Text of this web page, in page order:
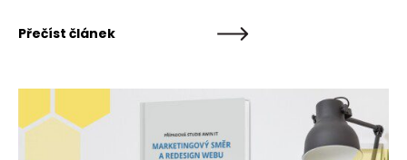
Přečíst článek